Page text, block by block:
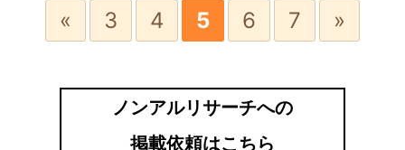
« 3 4 5 6 7 »
ノンアルリサーチへの
掲載依頼はこちら